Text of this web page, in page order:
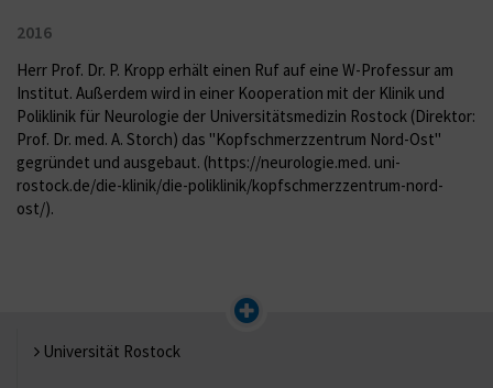
2016
Herr Prof. Dr. P. Kropp erhält einen Ruf auf eine W-Professur am
Institut. Außerdem wird in einer Kooperation mit der Klinik und
Poliklinik für Neurologie der Universitätsmedizin Rostock (Direktor:
Prof. Dr. med. A. Storch) das "Kopfschmerzzentrum Nord-Ost"
gegründet und ausgebaut. (https://neurologie.med. uni-
rostock.de/die-klinik/die-poliklinik/kopfschmerzzentrum-nord-
ost/).
Universität Rostock